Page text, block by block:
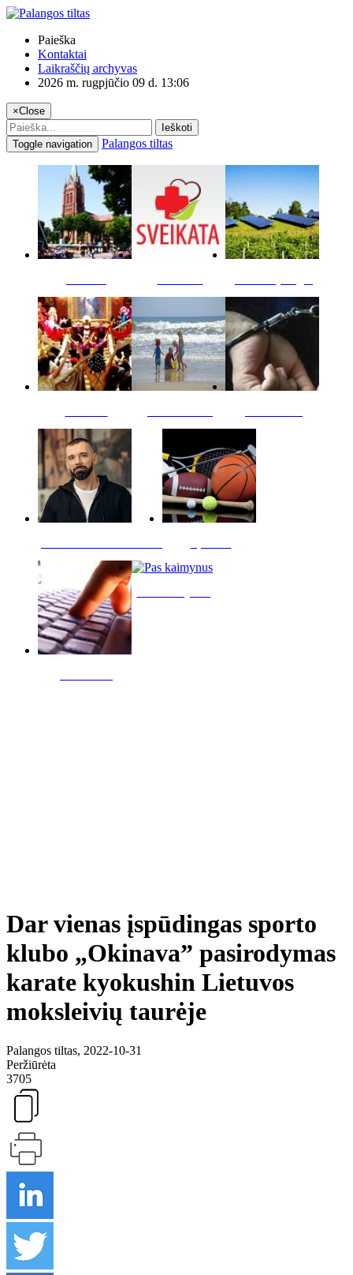
Paieška
Kontaktai
Laikraščių archyvas
2026 m. rugpjūčio 09 d. 13:06
×Close
Ieškoti
Toggle navigation
Palangos tiltas
Dar vienas įspūdingas sporto
klubo „Okinava” pasirodymas
karate kyokushin Lietuvos
moksleivių taurėje
Palangos tiltas, 2022-10-31
Peržiūrėta
3705